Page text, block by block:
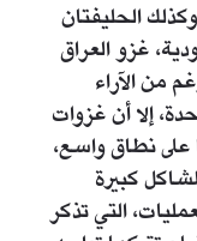
وكذلك الحليفتان
غزو العراق
من الآراء
إلا أن غزوات
على نطاق واسع،
كبيرة
التي تذكر